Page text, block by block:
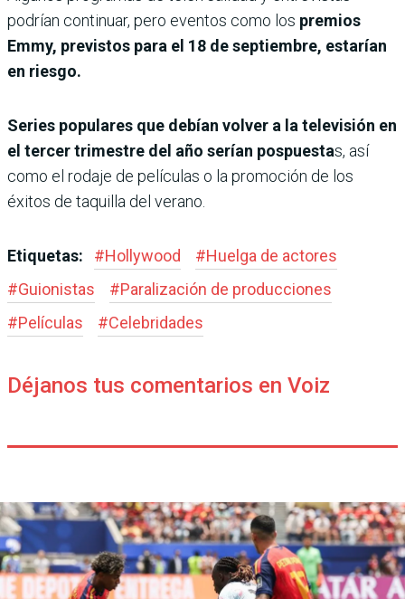
podrían continuar, pero eventos como los premios
Emmy, previstos para el 18 de septiembre, estarían
en riesgo.
Series populares que debían volver a la televisión en
el tercer trimestre del año serían pospuestas, así
como el rodaje de películas o la promoción de los
éxitos de taquilla del verano.
Etiquetas: #Hollywood #Huelga de actores
#Guionistas #Paralización de producciones
#Películas #Celebridades
Déjanos tus comentarios en Voiz